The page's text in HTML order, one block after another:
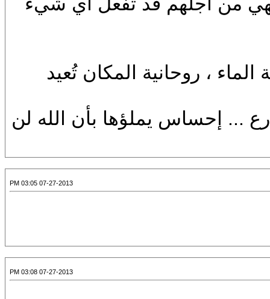
، روحانية المكان تُعيد
... إحساس يملؤها بأن الله لن
07-27-2013 03:05 PM
07-27-2013 03:08 PM